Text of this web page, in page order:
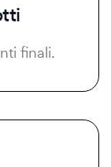
finali.